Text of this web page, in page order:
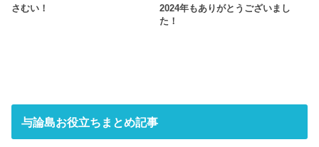
さむい！
2024年もありがとうございまし
た！
与論島お役立ちまとめ記事